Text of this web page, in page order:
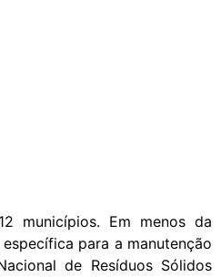
municípios. Em menos da
para a manutenção
de Resíduos Sólidos